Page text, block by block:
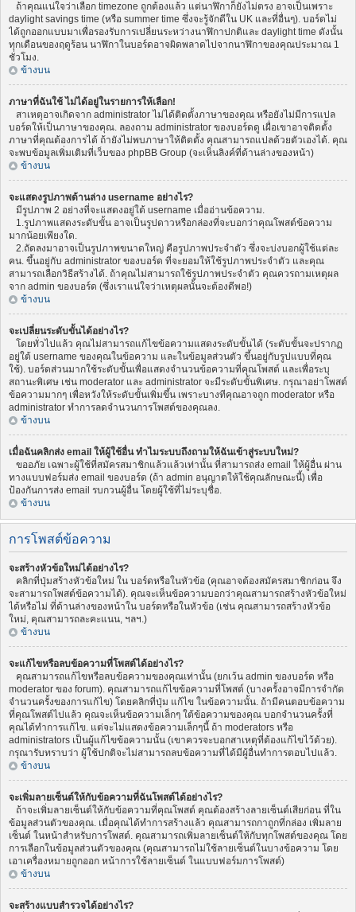
ถ้าคุณแน่ใจว่าเลือก timezone ถูกต้องแล้ว แต่นาฬิกาก็ยังไม่ตรง อาจเป็นเพราะ
daylight savings time (หรือ summer time ซึ่งจะรู้จักดีใน UK และที่อื่นๆ). บอร์ดไม่
ได้ถูกออกแบบมาเพื่อรองรับการเปลี่ยนระหว่างนาฬิกาปกติและ daylight time ดังนั้น
ทุกเดือนของฤดูร้อน นาฬิกาในบอร์ดอาจผิดพลาดไปจากนาฬิกาของคุณประมาณ 1
ชั่วโมง.
ข้างบน
ภาษาที่ฉันใช้ ไม่ได้อยู่ในรายการให้เลือก!
สาเหตุอาจเกิดจาก administrator ไม่ได้ติดตั้งภาษาของคุณ หรือยังไม่มีการแปล
บอร์ดให้เป็นภาษาของคุณ. ลองถาม administrator ของบอร์ดดู เผื่อเขาอาจติดตั้ง
ภาษาที่คุณต้องการได้ ถ้ายังไม่พบภาษาให้ติดตั้ง คุณสามารถแปลด้วยตัวเองได้. คุณ
จะพบข้อมูลเพิ่มเติมที่เว็บของ phpBB Group (จะเห็นลิงค์ที่ด้านล่างของหน้า)
ข้างบน
จะแสดงรูปภาพด้านล่าง username อย่างไร?
มีรูปภาพ 2 อย่างที่จะแสดงอยู่ใต้ username เมื่ออ่านข้อความ.
1.รูปภาพแสดงระดับขั้น อาจเป็นรูปดาวหรือกล่องที่จะบอกว่าคุณโพสต์ข้อความ
มากน้อยเพียงใด.
2.ถัดลงมาอาจเป็นรูปภาพขนาดใหญ่ คือรูปภาพประจำตัว ซึ่งจะบ่งบอกผู้ใช้แต่ละ
คน. ขึ้นอยู่กับ administrator ของบอร์ด ที่จะยอมให้ใช้รูปภาพประจำตัว และคุณ
สามารถเลือกวิธีสร้างได้. ถ้าคุณไม่สามารถใช้รูปภาพประจำตัว คุณควรถามเหตุผล
จาก admin ของบอร์ด (ซึ่งเราแน่ใจว่าเหตุผลนั้นจะต้องดีพอ!)
ข้างบน
จะเปลี่ยนระดับขั้นได้อย่างไร?
โดยทั่วไปแล้ว คุณไม่สามารถแก้ไขข้อความแสดงระดับขั้นได้ (ระดับขั้นจะปรากฏ
อยู่ใต้ username ของคุณในข้อความ และในข้อมูลส่วนตัว ขึ้นอยู่กับรูปแบบที่คุณ
ใช้). บอร์ดส่วนมากใช้ระดับขั้นเพื่อแสดงจำนวนข้อความที่คุณโพสต์ และเพื่อระบุ
สถานะพิเศษ เช่น moderator และ administrator จะมีระดับขั้นพิเศษ. กรุณาอย่าโพสต์
ข้อความมากๆ เพื่อหวังให้ระดับขั้นเพิ่มขึ้น เพราะบางทีคุณอาจถูก moderator หรือ
administrator ทำการลดจำนวนการโพสต์ของคุณลง.
ข้างบน
เมื่อฉันคลิกส่ง email ให้ผู้ใช้อื่น ทำไมระบบถึงถามให้ฉันเข้าสู่ระบบใหม่?
ขออภัย เฉพาะผู้ใช้ที่สมัครสมาชิกแล้วแล้วเท่านั้น ที่สามารถส่ง email ให้ผู้อื่น ผ่าน
ทางแบบฟอร์มส่ง email ของบอร์ด (ถ้า admin อนุญาตให้ใช้คุณลักษณะนี้) เพื่อ
ป้องกันการส่ง email รบกวนผู้อื่น โดยผู้ใช้ที่ไม่ระบุชื่อ.
ข้างบน
การโพสต์ข้อความ
จะสร้างหัวข้อใหม่ได้อย่างไร?
คลิกที่ปุ่มสร้างหัวข้อใหม่ ใน บอร์ดหรือในหัวข้อ (คุณอาจต้องสมัครสมาชิกก่อน จึง
จะสามารถโพสต์ข้อความได้). คุณจะเห็นข้อความบอกว่าคุณสามารถสร้างหัวข้อใหม่
ได้หรือไม่ ที่ด้านล่างของหน้าใน บอร์ดหรือในหัวข้อ (เช่น คุณสามารถสร้างหัวข้อ
ใหม่, คุณสามารถละคะแนน, ฯลฯ.)
ข้างบน
จะแก้ไขหรือลบข้อความที่โพสต์ได้อย่างไร?
คุณสามารถแก้ไขหรือลบข้อความของคุณเท่านั้น (ยกเว้น admin ของบอร์ด หรือ
moderator ของ forum). คุณสามารถแก้ไขข้อความที่โพสต์ (บางครั้งอาจมีการจำกัด
จำนวนครั้งของการแก้ไข) โดยคลิกที่ปุ่ม แก้ไข ในข้อความนั้น. ถ้ามีคนตอบข้อความ
ที่คุณโพสต์ไปแล้ว คุณจะเห็นข้อความเล็กๆ ใต้ข้อความของคุณ บอกจำนวนครั้งที่
คุณได้ทำการแก้ไข. แต่จะไม่แสดงข้อความเล็กๆนี้ ถ้า moderators หรือ
administrators เป็นผู้แก้ไขข้อความนั้น (เขาควรจะบอกสาเหตุที่ต้องแก้ไขไว้ด้วย).
กรุณารับทราบว่า ผู้ใช้ปกติจะไม่สามารถลบข้อความที่ได้มีผู้อื่นทำการตอบไปแล้ว.
ข้างบน
จะเพิ่มลายเซ็นต์ให้กับข้อความที่ฉันโพสต์ได้อย่างไร?
ถ้าจะเพิ่มลายเซ็นต์ให้กับข้อความที่คุณโพสต์ คุณต้องสร้างลายเซ็นต์เสียก่อน ที่ใน
ข้อมูลส่วนตัวของคุณ. เมื่อคุณได้ทำการสร้างแล้ว คุณสามารถกาถูกที่กล่อง เพิ่มลาย
เซ็นต์ ในหน้าสำหรับการโพสต์. คุณสามารถเพิ่มลายเซ็นต์ให้กับทุกโพสต์ของคุณ โดย
การเลือกในข้อมูลส่วนตัวของคุณ (คุณสามารถไม่ใช้ลายเซ็นต์ในบางข้อความ โดย
เอาเครื่องหมายถูกออก หน้าการใช้ลายเซ็นต์ ในแบบฟอร์มการโพสต์)
ข้างบน
จะสร้างแบบสำรวจได้อย่างไร?